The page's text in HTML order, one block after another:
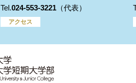
024-553-3221
アクセス